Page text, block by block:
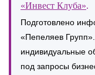
«Инвест Клуба».
Подготовлено
«Пепеляев
индивидуальные
под запросы